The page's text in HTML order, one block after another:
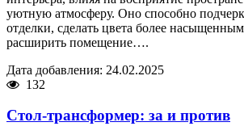
уютную атмосферу. Оно способно
отделки, сделать цвета более
расширить помещение….
Дата добавления: 24.02.2025
132
Стол-трансформер: за и против